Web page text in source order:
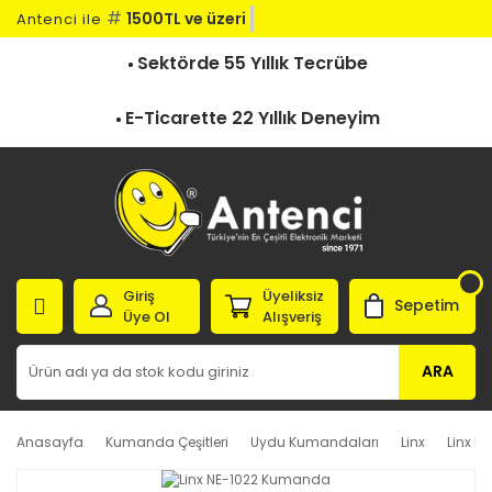
Antenci ile # 1500TL ve üzeri ka
Sektörde 55 Yıllık Tecrübe
E-Ticarette 22 Yıllık Deneyim
ARA
Giriş
Üye Ol
Üyeliksiz
Alışveriş
Sepetim
Anasayfa Kumanda Çeşitleri Uydu Kumandaları Linx Linx